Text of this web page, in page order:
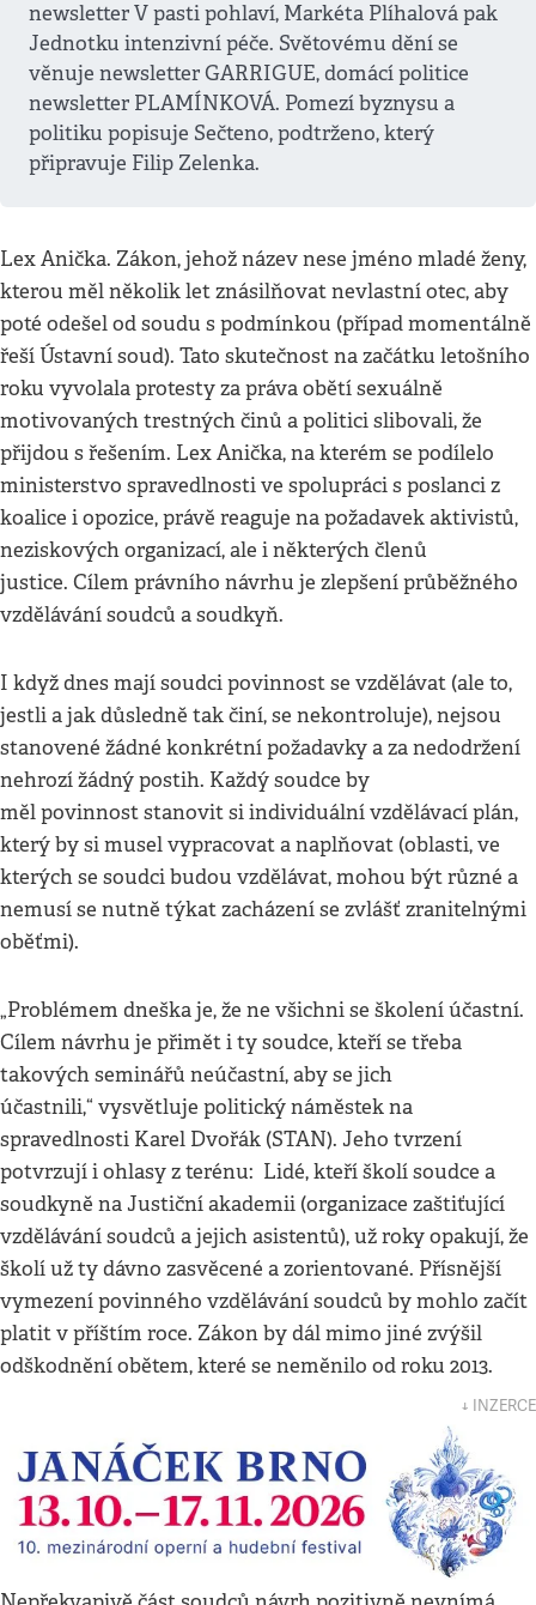
newsletter V pasti pohlaví, Markéta Plíhalová pak
Jednotku intenzivní péče. Světovému dění se
věnuje newsletter GARRIGUE, domácí politice
newsletter PLAMÍNKOVÁ. Pomezí byznysu a
politiku popisuje Sečteno, podtrženo, který
připravuje Filip Zelenka.
Lex Anička. Zákon, jehož název nese jméno mladé ženy,
kterou měl několik let znásilňovat nevlastní otec, aby
poté odešel od soudu s podmínkou (případ momentálně
řeší Ústavní soud). Tato skutečnost na začátku letošního
roku vyvolala protesty za práva obětí sexuálně
motivovaných trestných činů a politici slibovali, že
přijdou s řešením. Lex Anička, na kterém se podílelo
ministerstvo spravedlnosti ve spolupráci s poslanci z
koalice i opozice, právě reaguje na požadavek aktivistů,
neziskových organizací, ale i některých členů
justice. Cílem právního návrhu je zlepšení průběžného
vzdělávání soudců a soudkyň.
I když dnes mají soudci povinnost se vzdělávat (ale to,
jestli a jak důsledně tak činí, se nekontroluje), nejsou
stanovené žádné konkrétní požadavky a za nedodržení
nehrozí žádný postih. Každý soudce by
měl povinnost stanovit si individuální vzdělávací plán,
který by si musel vypracovat a naplňovat (oblasti, ve
kterých se soudci budou vzdělávat, mohou být různé a
nemusí se nutně týkat zacházení se zvlášť zranitelnými
oběťmi).
„Problémem dneška je, že ne všichni se školení účastní.
Cílem návrhu je přimět i ty soudce, kteří se třeba
takových seminářů neúčastní, aby se jich
účastnili,“ vysvětluje politický náměstek na
spravedlnosti Karel Dvořák (STAN). Jeho tvrzení
potvrzují i ohlasy z terénu: Lidé, kteří školí soudce a
soudkyně na Justiční akademii (organizace zaštiťující
vzdělávání soudců a jejich asistentů), už roky opakují, že
školí už ty dávno zasvěcené a zorientované. Přísnější
vymezení povinného vzdělávání soudců by mohlo začít
platit v příštím roce. Zákon by dál mimo jiné zvýšil
odškodnění obětem, které se neměnilo od roku 2013.
↓ INZERCE